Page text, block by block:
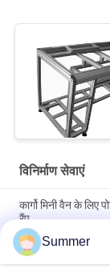
विनिर्माण सेवाएं
कार्गो मिनी वैन के लिए
रैंप
एल्यूमिनियम
लिए
Summer